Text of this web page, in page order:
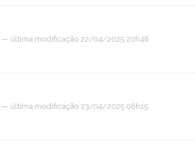
— última modificação 22/04/2025 20h48
— última modificação 23/04/2025 08h15